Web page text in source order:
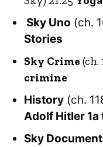
Sky Uno (ch.
Stories
Sky Crime (ch.
crimine
History (ch.
Adolf Hitler 1a
Sky